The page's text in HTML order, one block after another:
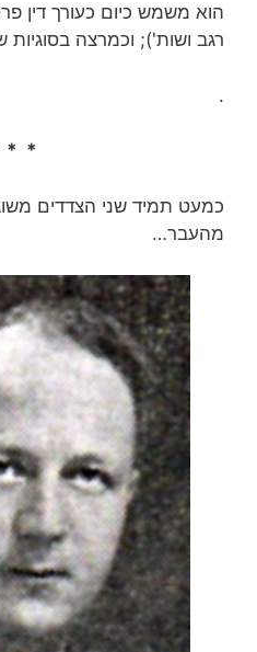
הוא משמש כיום כעורך דין
רגב ושות'); וכמרצה בסוגיות
.
* *
כמעט תמיד שני הצדדים
מהעבר…